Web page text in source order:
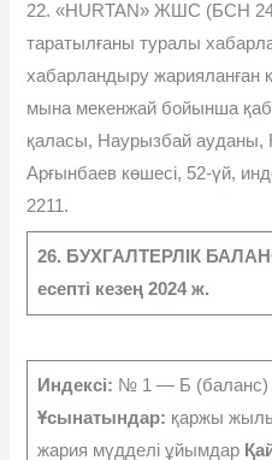
22. «HURTAN» ЖШС (БСН
таратылғаны туралы
хабарландыру жарияланған
мына мекенжай бойынша
қаласы, Наурызбай ауданы,
Арғынбаев көшесі, 52-үй,
2211.
26. БУХГАЛТЕРЛІК
есепті кезең 2024 ж.
Индексі: № 1 — Б (баланс)
Ұсынатындар: қаржы
жария мүдделi ұйымдар